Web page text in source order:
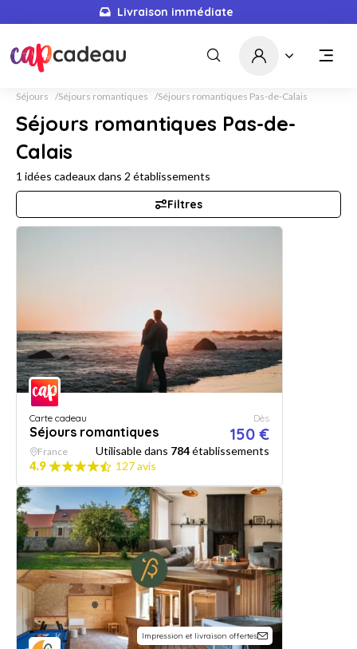
Livraison immédiate
Séjours Séjours romantiques Séjours romantiques Pas-de-Calais
Séjours romantiques Pas-de-
Calais
1 idées cadeaux dans 2 établissements
Filtres
Carte cadeau
Séjours romantiques
Dès
150 €
France Utilisable dans 784établissements
4.9
127 avis
Impression et livraison offertes